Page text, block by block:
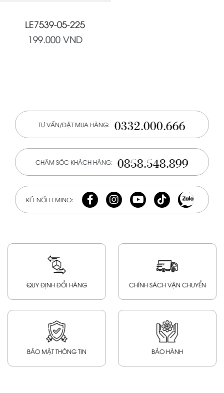
LE7539-05-225
199.000VND
TƯ VẤN/ĐẶT MUA HÀNG: 0332.000.666
CHĂM SÓC KHÁCH HÀNG: 0858.548.899
KẾT NỐI LEMINO:
QUY ĐỊNH ĐỔI HÀNG CHÍNH SÁCH VẬN CHUYỂN
BẢO MẬT THÔNG TIN BẢO HÀNH